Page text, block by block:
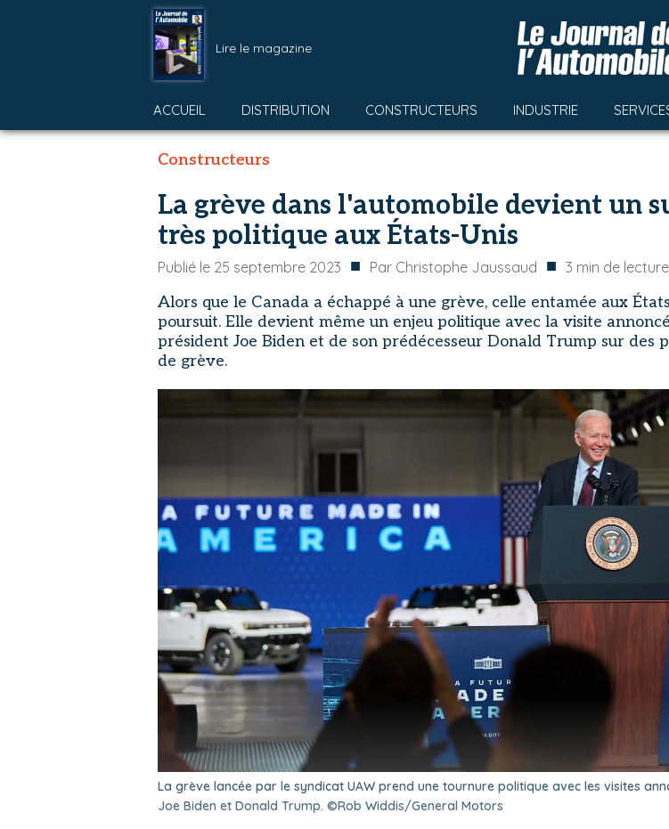
Lire le magazine
ACCUEIL DISTRIBUTION CONSTRUCTEURS INDUSTRIE
Constructeurs
La grève dans l'automobile devient un
très politique aux États-Unis
Publié le 25 septembre 2023 ■ Par Christophe Jaussaud ■ 3 min de lecture
Alors que le Canada a échappé à une grève, celle entamée aux
poursuit. Elle devient même un enjeu politique avec la visite
président Joe Biden et de son prédécesseur Donald Trump sur des
de grève.
La grève lancée par le syndicat UAW prend une tournure politique avec les visites
Joe Biden et Donald Trump. ©Rob Widdis/General Motors